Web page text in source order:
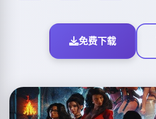
免费下载